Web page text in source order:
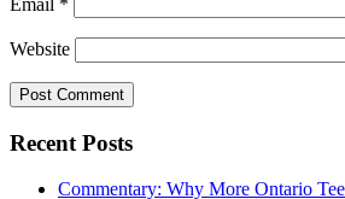
Email *
Website
Recent Posts
Commentary: Why More Ontario